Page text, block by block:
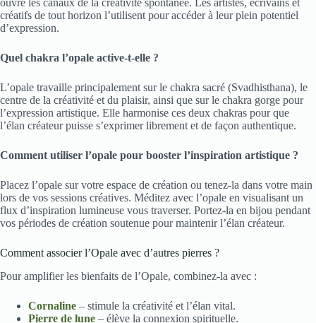
ouvre les canaux de la créativité spontanée. Les artistes, écrivains et
créatifs de tout horizon l’utilisent pour accéder à leur plein potentiel
d’expression.
Quel chakra l’opale active-t-elle ?
L’opale travaille principalement sur le chakra sacré (Svadhisthana), le
centre de la créativité et du plaisir, ainsi que sur le chakra gorge pour
l’expression artistique. Elle harmonise ces deux chakras pour que
l’élan créateur puisse s’exprimer librement et de façon authentique.
Comment utiliser l’opale pour booster l’inspiration artistique ?
Placez l’opale sur votre espace de création ou tenez-la dans votre main
lors de vos sessions créatives. Méditez avec l’opale en visualisant un
flux d’inspiration lumineuse vous traverser. Portez-la en bijou pendant
vos périodes de création soutenue pour maintenir l’élan créateur.
Comment associer l’Opale avec d’autres pierres ?
Pour amplifier les bienfaits de l’Opale, combinez-la avec :
Cornaline – stimule la créativité et l’élan vital.
Pierre de lune – élève la connexion spirituelle.